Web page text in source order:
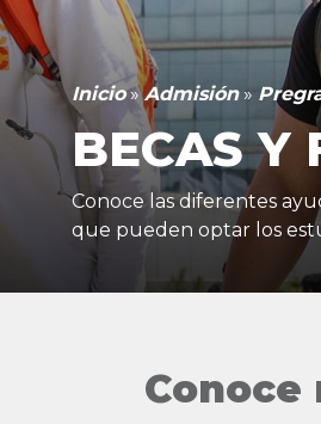
Inicio»Admisión»
BECAS Y
Conoce las diferentes
que pueden optar los